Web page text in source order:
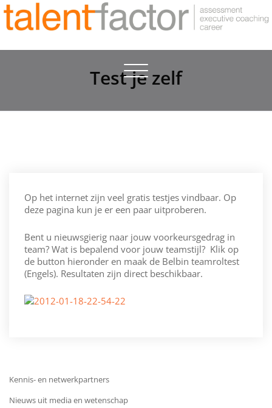
Toggle
navigation
Test je zelf
Op het internet zijn veel gratis testjes vindbaar. Op
deze pagina kun je er een paar uitproberen.
Bent u nieuwsgierig naar jouw voorkeursgedrag in
team? Wat is bepalend voor jouw teamstijl? Klik op
de button hieronder en maak de Belbin teamroltest
(Engels). Resultaten zijn direct beschikbaar.
Kennis- en netwerkpartners
Nieuws uit media en wetenschap